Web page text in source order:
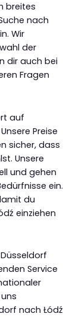
breites
nach
Wir
der
dir auch bei
Fragen
auf
Preise
sicher, dass
Unsere
und gehen
ein.
du
einziehen
Service
nach Łódź